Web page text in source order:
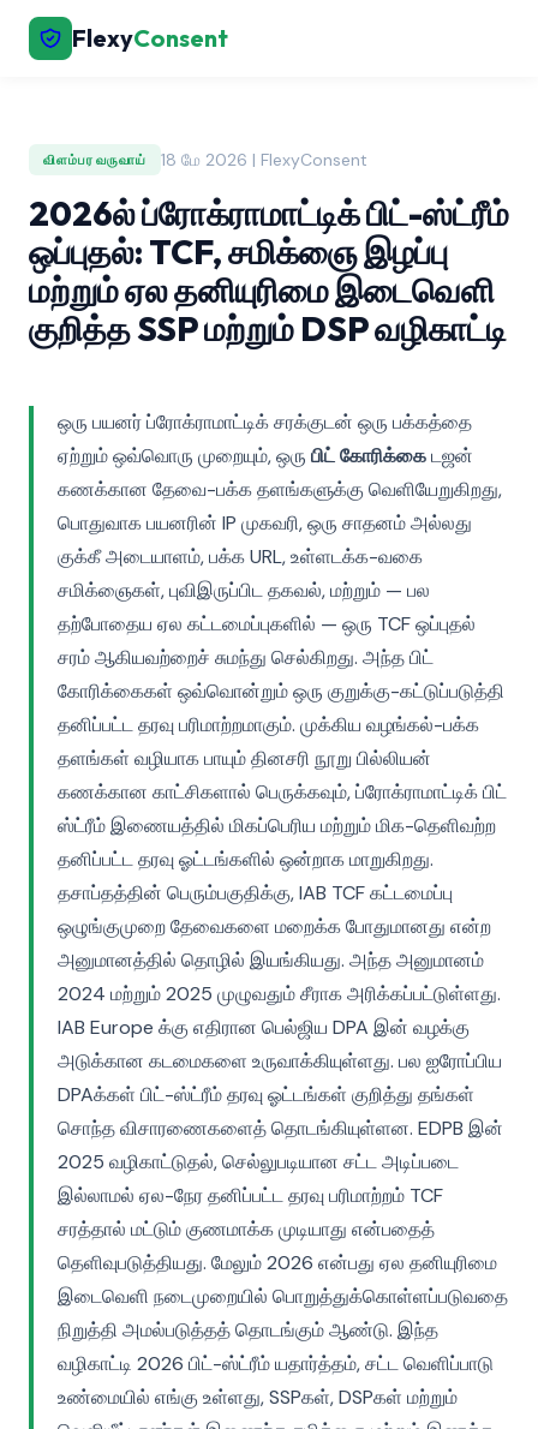
FlexyConsent
விளம்பர வருவாய் 18 மே 2026 | FlexyConsent
2026ல் ப்ரோக்ராமாட்டிக் பிட்-ஸ்ட்ரீம்
ஒப்புதல்: TCF, சமிக்ஞை இழப்பு
மற்றும் ஏல தனியுரிமை இடைவெளி
குறித்த SSP மற்றும் DSP வழிகாட்டி
ஒரு பயனர் ப்ரோக்ராமாட்டிக் சரக்குடன் ஒரு பக்கத்தை
ஏற்றும் ஒவ்வொரு முறையும், ஒரு பிட் கோரிக்கைடஜன்
கணக்கான தேவை-பக்க தளங்களுக்கு வெளியேறுகிறது,
பொதுவாக பயனரின் IP முகவரி, ஒரு சாதனம் அல்லது
குக்கீ அடையாளம், பக்க URL, உள்ளடக்க-வகை
சமிக்ஞைகள், புவிஇருப்பிட தகவல், மற்றும் — பல
தற்போதைய ஏல கட்டமைப்புகளில் — ஒரு TCF ஒப்புதல்
சரம் ஆகியவற்றைச் சுமந்து செல்கிறது. அந்த பிட்
கோரிக்கைகள் ஒவ்வொன்றும் ஒரு குறுக்கு-கட்டுப்படுத்தி
தனிப்பட்ட தரவு பரிமாற்றமாகும். முக்கிய வழங்கல்-பக்க
தளங்கள் வழியாக பாயும் தினசரி நூறு பில்லியன்
கணக்கான காட்சிகளால் பெருக்கவும், ப்ரோக்ராமாட்டிக் பிட்
ஸ்ட்ரீம் இணையத்தில் மிகப்பெரிய மற்றும் மிக-தெளிவற்ற
தனிப்பட்ட தரவு ஓட்டங்களில் ஒன்றாக மாறுகிறது.
தசாப்தத்தின் பெரும்பகுதிக்கு, IAB TCF கட்டமைப்பு
ஒழுங்குமுறை தேவைகளை மறைக்க போதுமானது என்ற
அனுமானத்தில் தொழில் இயங்கியது. அந்த அனுமானம்
2024 மற்றும் 2025 முழுவதும் சீராக அரிக்கப்பட்டுள்ளது.
IAB Europe க்கு எதிரான பெல்ஜிய DPA இன் வழக்கு
அடுக்கான கடமைகளை உருவாக்கியுள்ளது. பல ஐரோப்பிய
DPAக்கள் பிட்-ஸ்ட்ரீம் தரவு ஓட்டங்கள் குறித்து தங்கள்
சொந்த விசாரணைகளைத் தொடங்கியுள்ளன. EDPB இன்
2025 வழிகாட்டுதல், செல்லுபடியான சட்ட அடிப்படை
இல்லாமல் ஏல-நேர தனிப்பட்ட தரவு பரிமாற்றம் TCF
சரத்தால் மட்டும் குணமாக்க முடியாது என்பதைத்
தெளிவுபடுத்தியது. மேலும் 2026 என்பது ஏல தனியுரிமை
இடைவெளி நடைமுறையில் பொறுத்துக்கொள்ளப்படுவதை
நிறுத்தி அமல்படுத்தத் தொடங்கும் ஆண்டு. இந்த
வழிகாட்டி 2026 பிட்-ஸ்ட்ரீம் யதார்த்தம், சட்ட வெளிப்பாடு
உண்மையில் எங்கு உள்ளது, SSPகள், DSPகள் மற்றும்